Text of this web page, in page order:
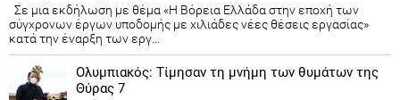
Σε μια εκδήλωση με θέμα «Η Βόρεια Ελλάδα στην εποχή των
σύγχρονων έργων υποδομής με χιλιάδες νέες θέσεις εργασίας»
κατά την έναρξη των εργ...
Ολυμπιακός: Τίμησαν τη μνήμη των θυμάτων της
Θύρας 7